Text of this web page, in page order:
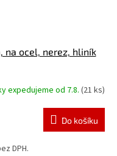
na ocel, nerez, hliník
expedujeme od 7.8. (21 ks)
Do košíku
DPH.